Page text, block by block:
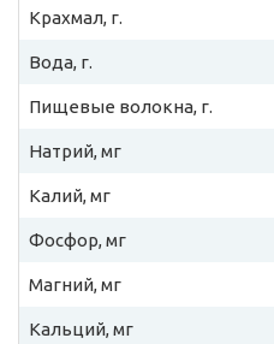
Крахмал, г.
Вода, г.
Пищевые волокна, г.
Натрий, мг
Калий, мг
Фосфор, мг
Магний, мг
Кальций, мг